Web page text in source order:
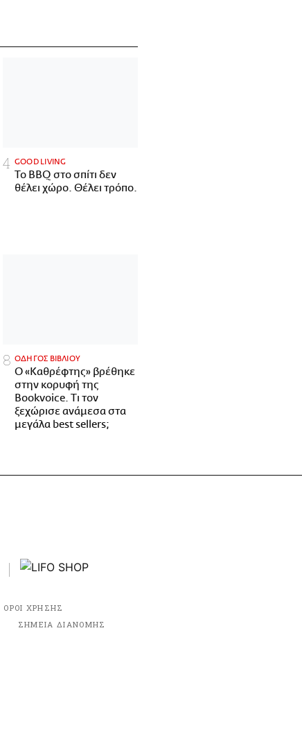
GOOD LIVING
Το BBQ στο σπίτι δεν
θέλει χώρο. Θέλει τρόπο.
ΟΔΗΓΟΣ ΒΙΒΛΙΟΥ
Ο «Καθρέφτης» βρέθηκε
στην κορυφή της
Bookvoice. Τι τον
ξεχώρισε ανάμεσα στα
μεγάλα best sellers;
ΟΡΟΙ ΧΡΗΣΗΣ
ΣΗΜΕΙΑ ΔΙΑΝΟΜΗΣ